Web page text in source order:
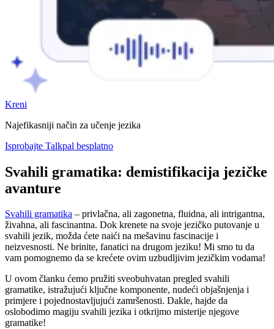
Kreni
Najefikasniji način za učenje jezika
Isprobajte Talkpal besplatno
Svahili gramatika: demistifikacija jezičke
avanture
Svahili gramatika – privlačna, ali zagonetna, fluidna, ali intrigantna,
živahna, ali fascinantna. Dok krenete na svoje jezičko putovanje u
svahili jezik, možda ćete naići na mešavinu fascinacije i
neizvesnosti. Ne brinite, fanatici na drugom jeziku! Mi smo tu da
vam pomognemo da se krećete ovim uzbudljivim jezičkim vodama!
U ovom članku ćemo pružiti sveobuhvatan pregled svahili
gramatike, istražujući ključne komponente, nudeći objašnjenja i
primjere i pojednostavljujući zamršenosti. Dakle, hajde da
oslobodimo magiju svahili jezika i otkrijmo misterije njegove
gramatike!